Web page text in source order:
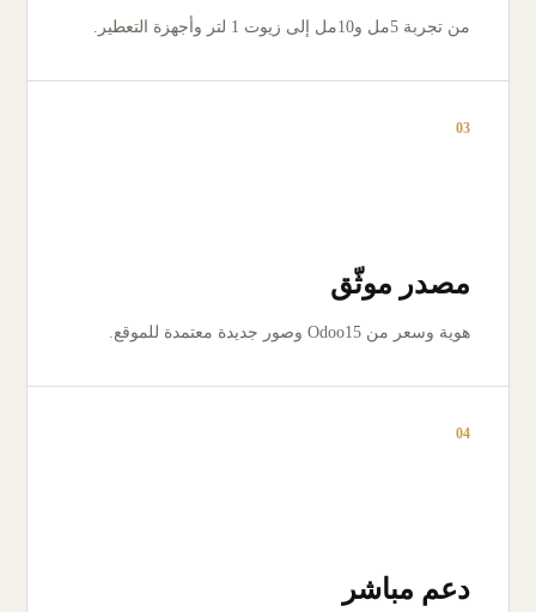
من تجربة 5مل و10مل إلى زيوت 1 لتر وأجهزة التعطير.
03
مصدر موثّق
هوية وسعر من Odoo15 وصور جديدة معتمدة للموقع.
04
دعم مباشر